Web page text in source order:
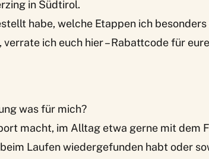
in Südtirol.
habe, welche Etappen ich
ich euch hier – Rabattcode für
was für mich?
macht, im Alltag etwa gerne mit dem
Laufen wiedergefunden habt oder